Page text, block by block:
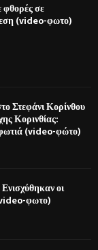
σε
(video-φωτο)
Στεφάνι Κορίνθου
Κορινθίας:
(video-φώτο)
οι
(video-φωτο)